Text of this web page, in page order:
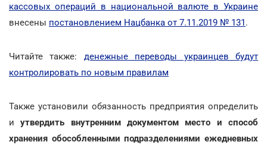
кассовых операций в национальной валюте в Украине
внесены постановлением Нацбанка от 7.11.2019 № 131.
Читайте также: денежные переводы украинцев будут
контролировать по новым правилам
Также установили обязанность предприятия определить
иутвердить внутренним документом место и способ
хранения обособленными подразделениями ежедневных